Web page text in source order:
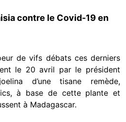
contre le Covid-19 en
de vifs débats ces derniers
le 20 avril par le président
d’une tisane remède,
à base de cette plante et
à Madagascar.